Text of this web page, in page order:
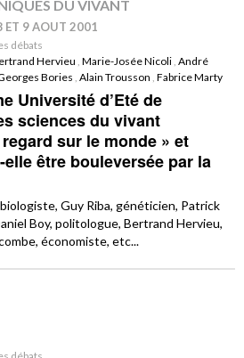
DU VIVANT
ET 9 AOUT 2001
débats
Hervieu , Marie-Josée Nicoli , André
Bories , Alain Trousson , Fabrice Marty
Université d’Eté de
sciences du vivant
sur le monde » et
elle être bouleversée par la
Guy Riba, généticien, Patrick
Boy, politologue, Bertrand Hervieu,
économiste, etc...